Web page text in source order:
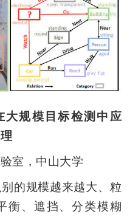
大规模目标检测中应
室，中山大学
的规模越来越大、粒
衡、遮挡、分类模糊